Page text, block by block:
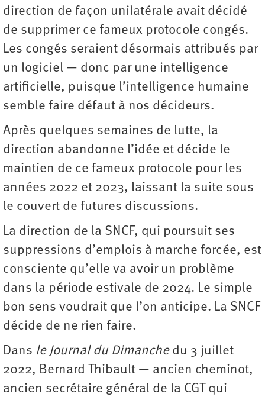
direction de façon unilatérale avait décidé
de supprimer ce fameux protocole congés.
Les congés seraient désormais attribués par
un logiciel — donc par une intelligence
artificielle, puisque l’intelligence humaine
semble faire défaut à nos décideurs.
Après quelques semaines de lutte, la
direction abandonne l’idée et décide le
maintien de ce fameux protocole pour les
années 2022 et 2023, laissant la suite sous
le couvert de futures discussions.
La direction de la SNCF, qui poursuit ses
suppressions d’emplois à marche forcée, est
consciente qu’elle va avoir un problème
dans la période estivale de 2024. Le simple
bon sens voudrait que l’on anticipe. La SNCF
décide de ne rien faire.
Dans le Journal du Dimanchedu 3 juillet
2022, Bernard Thibault — ancien cheminot,
ancien secrétaire général de la CGT qui